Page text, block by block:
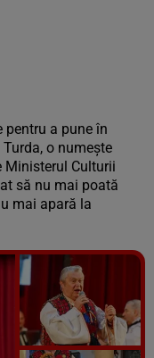
pentru a pune în
o numește
Ministerul Culturii
să nu mai poată
mai apară la